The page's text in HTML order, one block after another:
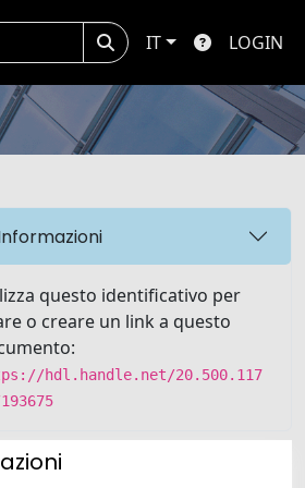
IT LOGIN
questo identificativo per
o creare un link a questo
hdl.handle.net/20.500.117